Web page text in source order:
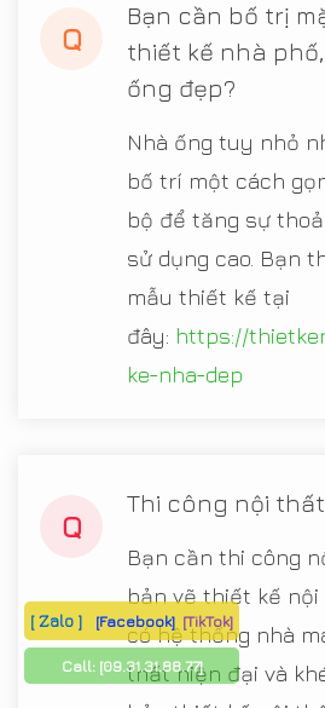
Q
Bạn cần bố trị
thiết kế nhà
ống đẹp?
Nhà ống tuy nhỏ
bố trí một cách
bộ để tăng sự
sử dụng cao. Bạn
mẫu thiết kế tại
đây: https://
ke-nha-dep
Q
Thi công nội
Bạn cần thi công
bản vẽ thiết kế nội
có hệ thống nhà
thất hiện đại và
[ Zalo ] [Facebook] [TikTok]
Call: [09.31.31.88.77]